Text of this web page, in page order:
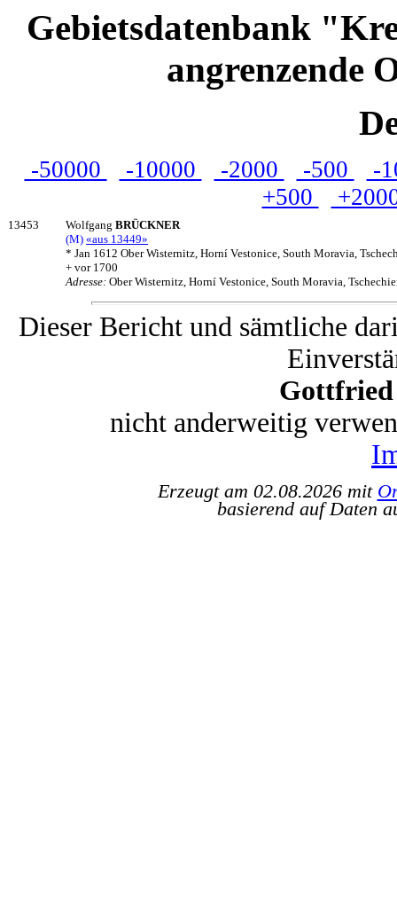
Gebietsdatenbank
angrenzende
-50000 -10000 -2000 -500
-
+500
13453 Wolfgang BRÜCKNER
(M) «aus 13449»
* Jan 1612 Ober Wisternitz, Horní Vestonice, South Moravia,
+ vor 1700
Adresse: Ober Wisternitz, Horní Vestonice, South Moravia,
Dieser Bericht und sämtliche
Gottfried
nicht anderweitig
Erzeugt am 02.08.2026 mit
basierend auf Daten